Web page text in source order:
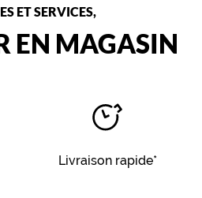
ET SERVICES,
EN MAGASIN
Livraison rapide*